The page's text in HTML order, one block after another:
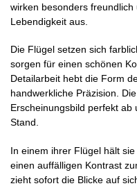
wirken besonders
Lebendigkeit aus.
Die Flügel setzen sich
sorgen für einen schönen
Detailarbeit hebt die Form
handwerkliche Präzision.
Erscheinungsbild perfekt ab
Stand.
In einem ihrer Flügel hält
einen auffälligen Kontrast
zieht sofort die Blicke auf